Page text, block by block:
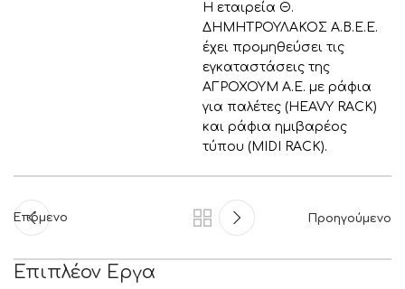
Η εταιρεία Θ.
ΔΗΜΗΤΡΟΥΛΑΚΟΣ Α.Β.Ε.Ε.
έχει προμηθεύσει τις
εγκαταστάσεις της
ΑΓΡΟΧΟΥΜ Α.Ε. με ράφια
για παλέτες (HEAVY RACK)
και ράφια ημιβαρέος
τύπου (MIDI RACK).
Επόμενο Προηγούμενο
Επιπλέον Εργα